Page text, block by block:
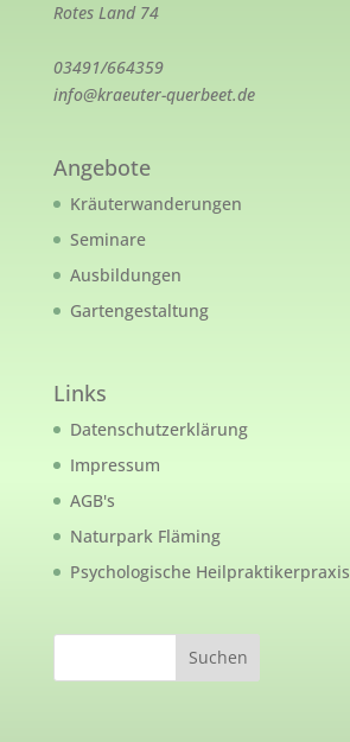
Rotes Land 74
03491/664359
info@kraeuter-querbeet.de
Angebote
Kräuterwanderungen
Seminare
Ausbildungen
Gartengestaltung
Links
Datenschutzerklärung
Impressum
AGB's
Naturpark Fläming
Psychologische Heilpraktikerpraxis